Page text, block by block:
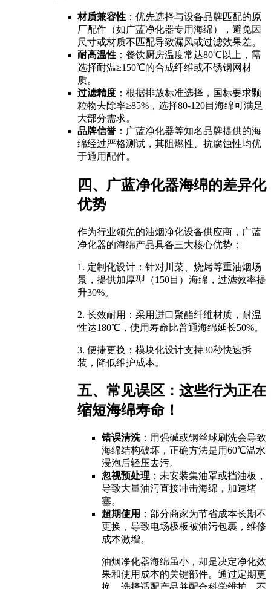
材质兼容性 ：优先选择与设备品牌匹配的原
厂配件（如广蓝净化器专用海绵），避免因
尺寸或材质不匹配导致漏风或过滤效果差。
耐高温性 ：餐饮厨房温度常达80℃以上，需
选择耐温≥150℃的合成纤维或不锈钢网材
质。
过滤精度 ：根据排放标准选择，国标要求颗
粒物去除率≥85%，选择80-120目海绵可满足
大部分需求。
品牌信誉 ：广蓝净化器等知名品牌提供的海
绵经过严格测试，其阻燃性、抗腐蚀性均优
于通用配件。
四、广蓝净化器海绵的差异化
优势
作为行业领先的油烟净化设备供应商，广蓝
净化器的海绵产品具备三大核心优势：
1. 定制化设计：针对川菜、烧烤等重油烟场
景，提供加厚型（150目）海绵，过滤效率提
升30%。
2. 长效耐用：采用进口聚酯纤维材质，耐温
性达180℃，使用寿命比普通海绵延长50%。
3. 便捷更换：模块化设计支持30秒快速拆
装，降低维护成本。
五、常见误区：这些行为正在
缩短海绵寿命！
错误清洗：用强碱或钢丝球刷洗会导致
海绵结构破坏，正确方法是用60℃温水
浸泡后轻压去污。
忽视预处理 ：未安装集油罩或挡油板，
导致大量油污直接冲击海绵，加速堵
塞。
超期使用 ：部分商家为节省成本长期不
更换，导致电场极板被油污包裹，维修
成本激增。
油烟净化器海绵虽小，却是决定净化效
果和使用成本的关键部件。通过定期更